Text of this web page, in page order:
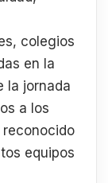
colegios
en la
la jornada
a los
equipos